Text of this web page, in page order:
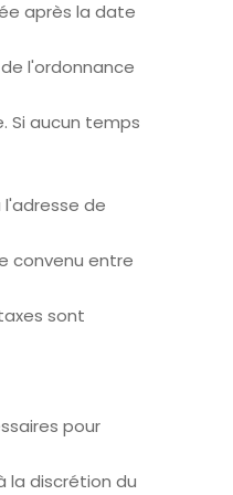
après la date
l'ordonnance
Si aucun temps
de
convenu entre
sont
pour
la discrétion du